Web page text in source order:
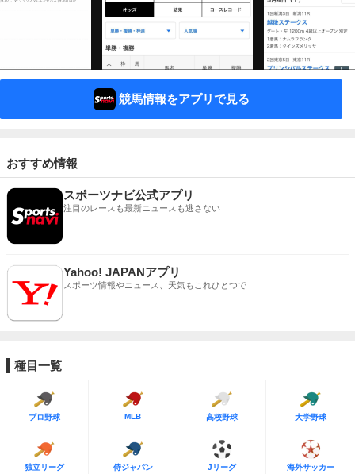
競馬情報をアプリで見る
おすすめ情報
スポーツナビ公式アプリ
注目のレースも最新ニュースも逃さない
Yahoo! JAPANアプリ
スポーツ情報やニュース、天気もこれひとつで
種目一覧
プロ野球 MLB 高校野球 大学野球
独立リーグ 侍ジャパン Jリーグ 海外サッカー